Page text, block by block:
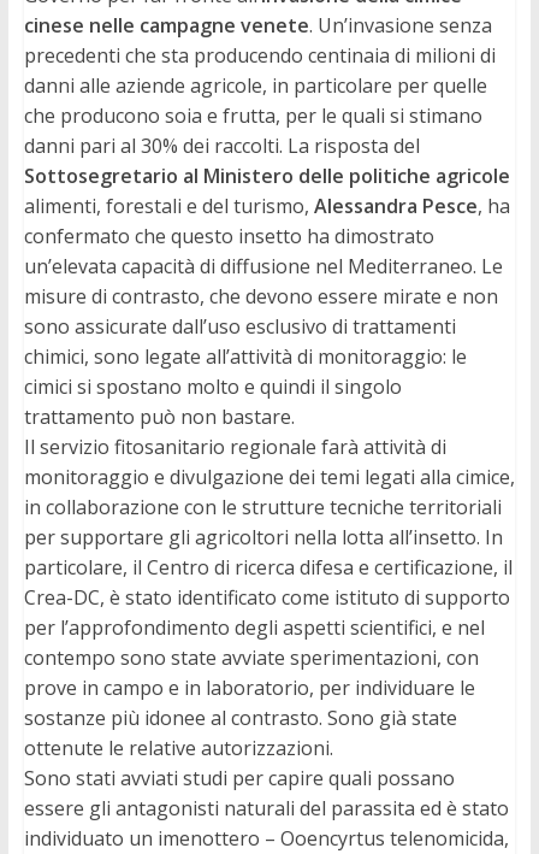
cinese nelle campagne venete. Un’invasione senza
precedenti che sta producendo centinaia di milioni di
danni alle aziende agricole, in particolare per quelle
che producono soia e frutta, per le quali si stimano
danni pari al 30% dei raccolti. La risposta del
Sottosegretario al Ministero delle politiche agricole
alimenti, forestali e del turismo, Alessandra Pesce, ha
confermato che questo insetto ha dimostrato
un’elevata capacità di diffusione nel Mediterraneo. Le
misure di contrasto, che devono essere mirate e non
sono assicurate dall’uso esclusivo di trattamenti
chimici, sono legate all’attività di monitoraggio: le
cimici si spostano molto e quindi il singolo
trattamento può non bastare.
Il servizio fitosanitario regionale farà attività di
monitoraggio e divulgazione dei temi legati alla cimice,
in collaborazione con le strutture tecniche territoriali
per supportare gli agricoltori nella lotta all’insetto. In
particolare, il Centro di ricerca difesa e certificazione, il
Crea-DC, è stato identificato come istituto di supporto
per l’approfondimento degli aspetti scientifici, e nel
contempo sono state avviate sperimentazioni, con
prove in campo e in laboratorio, per individuare le
sostanze più idonee al contrasto. Sono già state
ottenute le relative autorizzazioni.
Sono stati avviati studi per capire quali possano
essere gli antagonisti naturali del parassita ed è stato
individuato un imenottero – Ooencyrtus telenomicida,